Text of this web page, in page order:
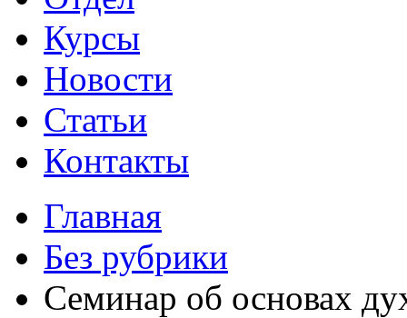
Курсы
Новости
Статьи
Контакты
Главная
Без рубрики
Семинар об основах